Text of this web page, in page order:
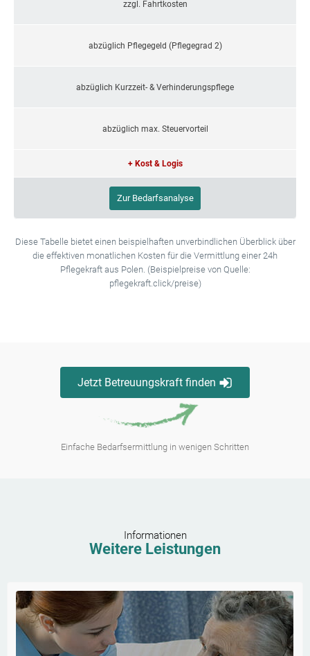
zzgl. Fahrtkosten
abzüglich Pflegegeld (Pflegegrad 2)
abzüglich Kurzzeit- & Verhinderungspflege
abzüglich max. Steuervorteil
+ Kost & Logis
Zur Bedarfsanalyse
Diese Tabelle bietet einen beispielhaften unverbindlichen Überblick über
die effektiven monatlichen Kosten für die Vermittlung einer 24h
Pflegekraft aus Polen. (Beispielpreise von Quelle:
pflegekraft.click/preise)
Jetzt Betreuungskraft finden
Einfache Bedarfsermittlung in wenigen Schritten
Informationen
Weitere Leistungen